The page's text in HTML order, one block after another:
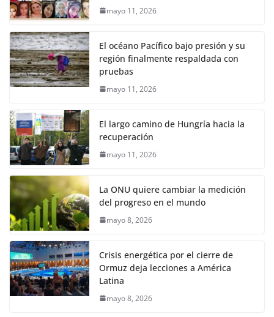
mayo 11, 2026
El océano Pacífico bajo presión y su
región finalmente respaldada con
pruebas
mayo 11, 2026
El largo camino de Hungría hacia la
recuperación
mayo 11, 2026
La ONU quiere cambiar la medición
del progreso en el mundo
mayo 8, 2026
Crisis energética por el cierre de
Ormuz deja lecciones a América
Latina
mayo 8, 2026